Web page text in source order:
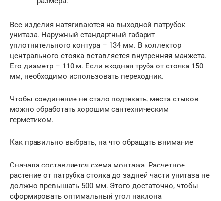
Все изделия натягиваются на выходной патрубок
унитаза. Наружный стандартный габарит
уплотнительного контура – 134 мм. В коллектор
центрального стояка вставляется внутренняя манжета.
Его диаметр – 110 м. Если входная труба от стояка 150
мм, необходимо использовать переходник.
Чтобы соединение не стало подтекать, места стыков
можно обработать хорошим сантехническим
герметиком.
Как правильно выбрать, на что обращать внимание
Сначала составляется схема монтажа. Расчетное
растение от патрубка стояка до задней части унитаза не
должно превышать 500 мм. Этого достаточно, чтобы
сформировать оптимальный угол наклона